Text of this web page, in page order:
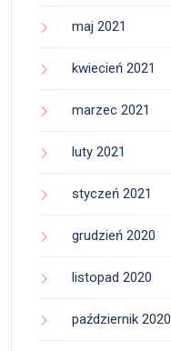
maj 2021
kwiecień 2021
marzec 2021
luty 2021
styczeń 2021
grudzień 2020
listopad 2020
październik 2020